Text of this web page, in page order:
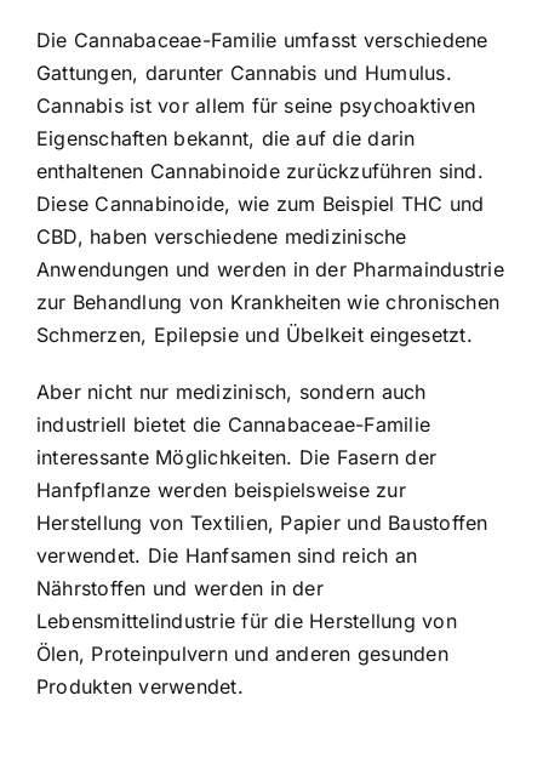
Die Cannabaceae-Familie umfasst verschiedene
Gattungen, darunter Cannabis und Humulus.
Cannabis ist vor allem für seine psychoaktiven
Eigenschaften bekannt, die auf die darin
enthaltenen Cannabinoide zurückzuführen sind.
Diese Cannabinoide, wie zum Beispiel THC und
CBD, haben verschiedene medizinische
Anwendungen und werden in der Pharmaindustrie
zur Behandlung von Krankheiten wie chronischen
Schmerzen, Epilepsie und Übelkeit eingesetzt.
Aber nicht nur medizinisch, sondern auch
industriell bietet die Cannabaceae-Familie
interessante Möglichkeiten. Die Fasern der
Hanfpflanze werden beispielsweise zur
Herstellung von Textilien, Papier und Baustoffen
verwendet. Die Hanfsamen sind reich an
Nährstoffen und werden in der
Lebensmittelindustrie für die Herstellung von
Ölen, Proteinpulvern und anderen gesunden
Produkten verwendet.